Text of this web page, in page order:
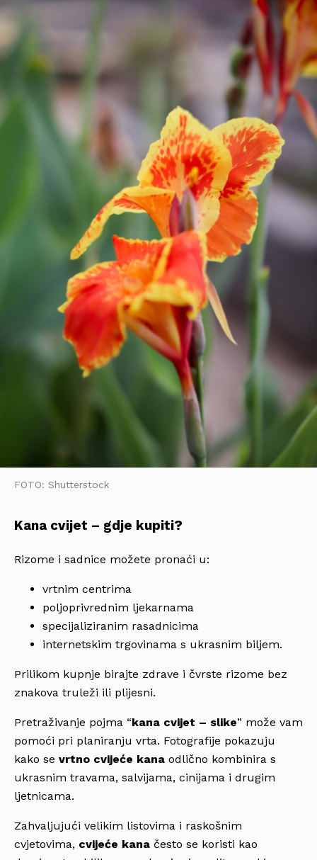
FOTO: Shutterstock
Kana cvijet – gdje kupiti?
Rizome i sadnice možete pronaći u:
vrtnim centrima
poljoprivrednim ljekarnama
specijaliziranim rasadnicima
internetskim trgovinama s ukrasnim biljem.
Prilikom kupnje birajte zdrave i čvrste rizome bez
znakova truleži ili plijesni.
Pretraživanje pojma “kana cvijet – slike” može vam
pomoći pri planiranju vrta. Fotografije pokazuju
kako se vrtno cvijeće kana odlično kombinira s
ukrasnim travama, salvijama, cinijama i drugim
ljetnicama.
Zahvaljujući velikim listovima i raskošnim
cvjetovima, cvijeće kana često se koristi kao